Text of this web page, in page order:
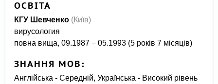
ОСВІТА
КГУ Шевченко(Київ)
вирусология
повна вища, 09.1987 − 05.1993 (5 років 7 місяців)
ЗНАННЯ МОВ:
Англійська - Середній, Українська - Високий рівень